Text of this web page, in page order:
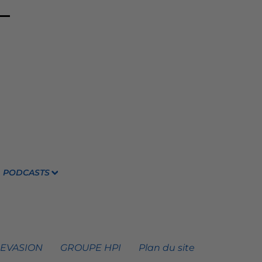
PODCASTS
GROUPE HPI Plan du site